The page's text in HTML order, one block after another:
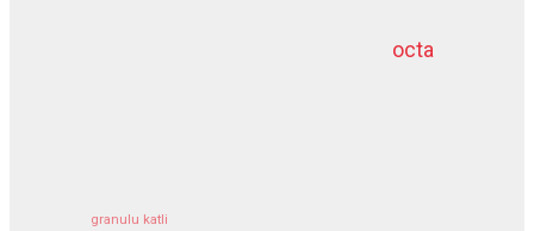
octa
granulu katli
dziļurbums